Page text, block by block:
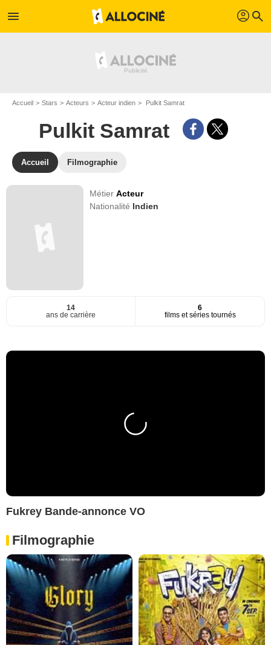
menu profil search
Accueil Stars Acteurs Acteur indien Pulkit Samrat
Pulkit Samrat
Accueil Filmographie
MétierActeur
Nationalité Indien
14
ans de carrière
6
films et séries tournés
Fukrey Bande-annonce VO
Filmographie